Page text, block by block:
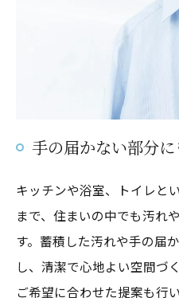
手の届かない部分
キッチンや浴室、トイレと
まで、住まいの中でも汚れ
す。蓄積した汚れや手の届
し、清潔で心地よい空間づ
ご希望に合わせた提案も行
お気軽にお問